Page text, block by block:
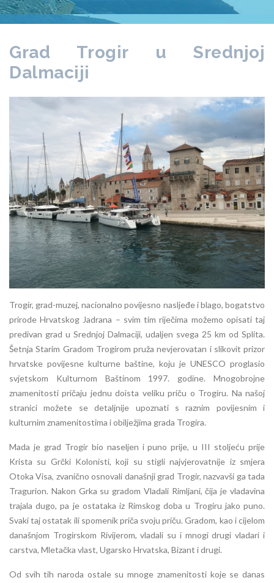
Grad Trogir u Srednjoj
Dalmaciji
Trogir, grad-muzej, nacionalno povijesno nasljeđe i blago, bogatstvo
prirode Hrvatskog Jadrana – svim tim riječima možemo opisati taj
predivan grad u Srednjoj Dalmaciji, udaljen svega 25 km od Splita.
Šetnja Starim Gradom Trogirom pruža nevjerovatan i slikovit prizor
hrvatske povijesne kulturne baštine, koju je UNESCO proglasio
svjetskom Kulturnom Baštinom 1997. godine. Mnogobrojne
znamenitosti pričaju jednu doista veliku priču o Trogiru. Na našoj
stranici možete se detaljnije upoznati s raznim povijesnim i
kulturnim znamenitostima i obilježjima grada Trogira.
Mada je grad Trogir bio naseljen i puno prije, u III stoljeću prije
Krista su Grčki Kolonisti, koji su stigli najvjerovatnije iz smjera
Otoka Visa, zvanično osnovali današnji grad Trogir, nazvavši ga tada
Tragurion. Nakon Grka su gradom Vladali Rimljani, čija je vladavina
trajala dugo, pa je ostataka iz Rimskog doba u Trogiru jako puno.
Svaki taj ostatak ili spomenik priča svoju priču. Gradom, kao i cijelom
današnjom Trogirskom Rivijerom, vladali su i mnogi drugi vladari i
carstva, Mletačka vlast, Ugarsko Hrvatska, Bizant i drugi.
Od svih tih naroda ostale su mnoge znamenitosti koje se danas